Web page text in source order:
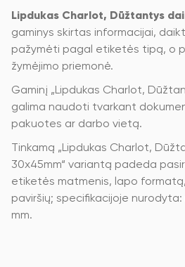
Lipdukas Charlot, Dūžtantys
gaminys skirtas informacijai,
pažymėti pagal etiketės tipą, o
žymėjimo priemonė.
Gaminį „Lipdukas Charlot,
galima naudoti tvarkant
pakuotes ar darbo vietą.
Tinkamą „Lipdukas Charlot,
30x45mm“ variantą padeda
etiketės matmenis, lapo
paviršių; specifikacijoje
mm.